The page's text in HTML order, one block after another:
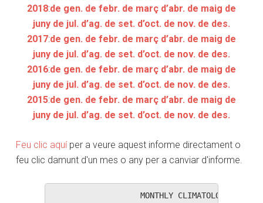
2018:de gen. de febr. de març d’abr. de maig de
juny de jul. d’ag. de set. d’oct. de nov. de des.
2017:de gen. de febr. de març d’abr. de maig de
juny de jul. d’ag. de set. d’oct. de nov. de des.
2016:de gen. de febr. de març d’abr. de maig de
juny de jul. d’ag. de set. d’oct. de nov. de des.
2015:de gen. de febr. de març d’abr. de maig de
juny de jul. d’ag. de set. d’oct. de nov. de des.
Feu clic aquíper a veure aquest informe directament o
feu clic damunt d'un mes o any per a canviar d'informe.
MONTHLY CLIMATOLOGICAL